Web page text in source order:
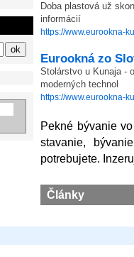
Doba plastová už
informácií
https://www.eurookna-
Eurookná zo
Stolárstvo u Kunaja -
moderných technol
https://www.eurookna-
Pekné bývanie
stavanie,
potrebujete.
Články